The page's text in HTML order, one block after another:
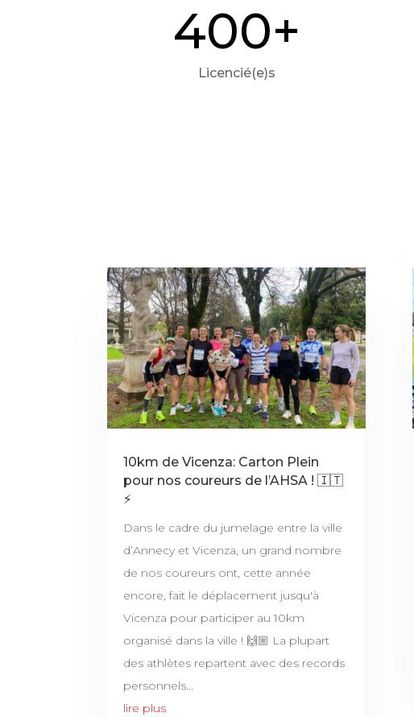
400+
Licencié(e)s
10km de Vicenza: Carton Plein
pour nos coureurs de l’AHSA ! 🇮🇹
⚡️
Dans le cadre du jumelage entre la ville
d’Annecy et Vicenza, un grand nombre
de nos coureurs ont, cette année
encore, fait le déplacement jusqu'à
Vicenza pour participer au 10km
organisé dans la ville ! 🙌🏼 La plupart
des athlètes repartent avec des records
personnels...
lire plus